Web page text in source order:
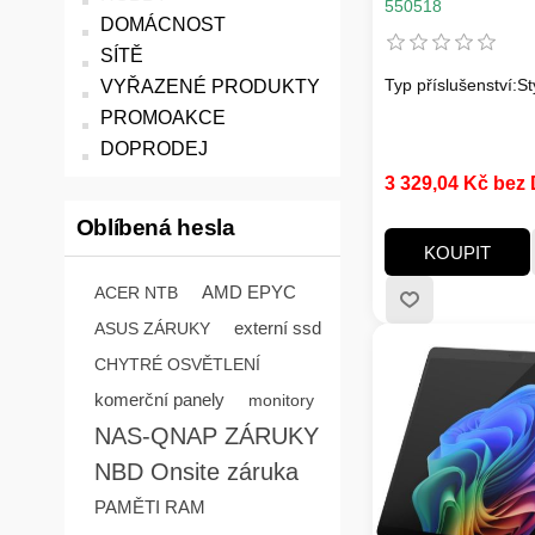
DOMÁCNOST
SÍTĚ
VYŘAZENÉ PRODUKTY
PROMOAKCE
DOPRODEJ
Oblíbená hesla
ACER NTB AMD EPYC
ASUS ZÁRUKY externí ssd
CHYTRÉ OSVĚTLENÍ
komerční panely monitory
NAS-QNAP ZÁRUKY
NBD Onsite záruka
PAMĚTI RAM
CZ, PLATINUM
550518
Typ
3 329,04 Kč bez
KOUPIT